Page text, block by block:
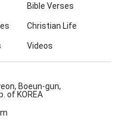
Bible Verses
Christian Life
Videos
Boeun-gun,
of KOREA